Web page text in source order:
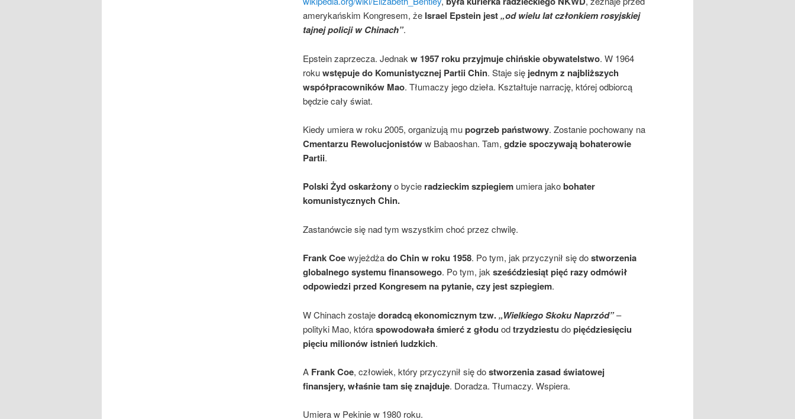
amerykańskim Kongresem, że Israel Epstein jest„od wielu lat członkiem rosyjskiej
tajnej policji w Chinach”.
Epstein zaprzecza. Jednak w 1957 roku przyjmuje chińskie obywatelstwo. W 1964
rokuwstępuje do Komunistycznej Partii Chin. Staje się jednym z najbliższych
współpracowników Mao. Tłumaczy jego dzieła. Kształtuje narrację, której odbiorcą
będzie cały świat.
Kiedy umiera w roku 2005, organizują mupogrzeb państwowy. Zostanie pochowany na
Cmentarzu Rewolucjonistóww Babaoshan. Tam, gdzie spoczywają bohaterowie
Partii.
Polski Żyd oskarżonyo bycie radzieckim szpiegiem umiera jakobohater
komunistycznych Chin.
Zastanówcie się nad tym wszystkim choć przez chwilę.
Frank Coewyjeżdżado Chin w roku 1958. Po tym, jak przyczynił się dostworzenia
globalnego systemu finansowego. Po tym, jak sześćdziesiąt pięć razy odmówił
odpowiedzi przed Kongresem na pytanie, czy jest szpiegiem.
W Chinach zostajedoradcą ekonomicznym tzw.„Wielkiego Skoku Naprzód”–
polityki Mao, któraspowodowała śmierć z głodu odtrzydziestu dopięćdziesięciu
pięciu milionów istnień ludzkich.
A Frank Coe, człowiek, który przyczynił się dostworzenia zasad światowej
finansjery, właśnie tam się znajduje. Doradza. Tłumaczy. Wspiera.
Umiera w Pekinie w 1980 roku.